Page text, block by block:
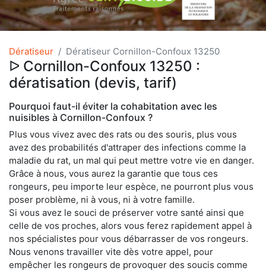
Dératiseur Dératiseur Cornillon-Confoux 13250
ᐅ Cornillon-Confoux 13250 :
dératisation (devis, tarif)
Pourquoi faut-il éviter la cohabitation avec les
nuisibles à Cornillon-Confoux ?
Plus vous vivez avec des rats ou des souris, plus vous
avez des probabilités d'attraper des infections comme la
maladie du rat, un mal qui peut mettre votre vie en danger.
Grâce à nous, vous aurez la garantie que tous ces
rongeurs, peu importe leur espèce, ne pourront plus vous
poser problème, ni à vous, ni à votre famille.
Si vous avez le souci de préserver votre santé ainsi que
celle de vos proches, alors vous ferez rapidement appel à
nos spécialistes pour vous débarrasser de vos rongeurs.
Nous venons travailler vite dès votre appel, pour
empêcher les rongeurs de provoquer des soucis comme